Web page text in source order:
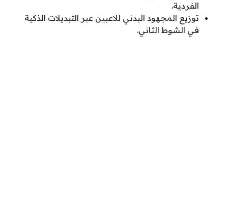
الفردية.
توزيع المجهود البدني للاعبين عبر التبديلات الذكية
في الشوط الثاني.